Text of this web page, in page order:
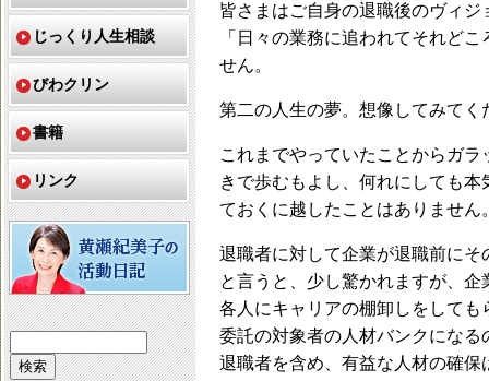
皆さまはご自身の退職後のヴィ
「日々の業務に追われてそれど
せん。
第二の人生の夢。想像してみてく
これまでやっていたことからガ
きで歩むもよし、何れにしても
ておくに越したことはありません
退職者に対して企業が退職前に
と言うと、少し驚かれますが、
各人にキャリアの棚卸しをして
委託の対象者の人材バンクにな
退職者を含め、有益な人材の確
じっくり人生相談
びわクリン
書籍
リンク